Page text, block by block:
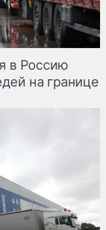
в Россию
на границе